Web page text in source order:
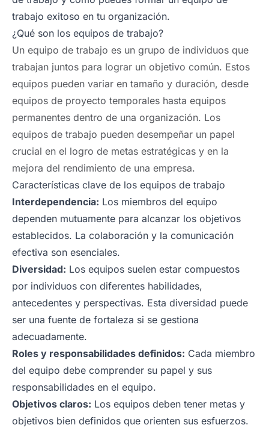
trabajo exitoso en tu organización.
¿Qué son los equipos de trabajo?
Un equipo de trabajo es un grupo de individuos que
trabajan juntos para lograr un objetivo común. Estos
equipos pueden variar en tamaño y duración, desde
equipos de proyecto temporales hasta equipos
permanentes dentro de una organización. Los
equipos de trabajo pueden desempeñar un papel
crucial en el logro de metas estratégicas y en la
mejora del rendimiento de una empresa.
Características clave de los equipos de trabajo
Interdependencia: Los miembros del equipo
dependen mutuamente para alcanzar los objetivos
establecidos. La colaboración y la comunicación
efectiva son esenciales.
Diversidad: Los equipos suelen estar compuestos
por individuos con diferentes habilidades,
antecedentes y perspectivas. Esta diversidad puede
ser una fuente de fortaleza si se gestiona
adecuadamente.
Roles y responsabilidades definidos: Cada miembro
del equipo debe comprender su papel y sus
responsabilidades en el equipo.
Objetivos claros: Los equipos deben tener metas y
objetivos bien definidos que orienten sus esfuerzos.